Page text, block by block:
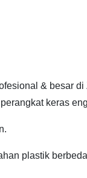
& besar
keras
plastik